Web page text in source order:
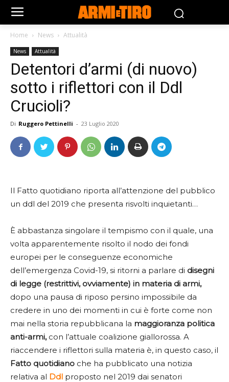
Home News Attualità
News Attualità
Detentori d’armi (di nuovo)
sotto i riflettori con il Ddl
Crucioli?
Di Ruggero Pettinelli - 23 Luglio 2020
Il Fatto quotidiano riporta all’attenzione del pubblico
un ddl del 2019 che presenta risvolti inquietanti…
È abbastanza singolare il tempismo con il quale, una
volta apparentemente risolto il nodo dei fondi
europei per le conseguenze economiche
dell’emergenza Covid-19, si ritorni a parlare di disegni
di legge (restrittivi, ovviamente) in materia di armi,
dopo una pausa di riposo persino impossibile da
credere in uno dei momenti in cui è forte come non
mai nella storia repubblicana la maggioranza politica
anti-armi,con l’attuale coalizione giallorossa. A
riaccendere i riflettori sulla materia è, in questo caso, il
Fatto quotidiano che ha pubblicato una notizia
relativa al Ddl proposto nel 2019 dai senatori